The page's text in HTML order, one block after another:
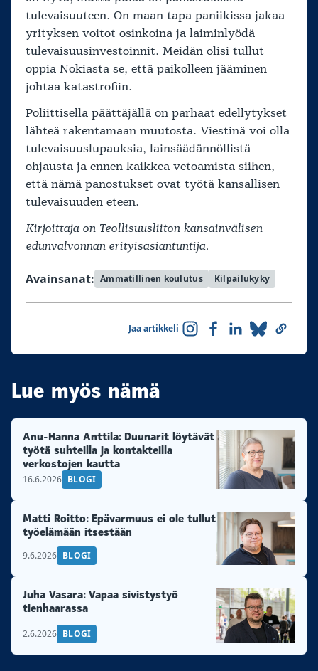
tulevaisuuteen. On maan tapa paniikissa jakaa
yrityksen voitot osinkoina ja laiminlyödä
tulevaisuusinvestoinnit. Meidän olisi tullut
oppia Nokiasta se, että paikolleen jääminen
johtaa katastrofiin.
Poliittisella päättäjällä on parhaat edellytykset
lähteä rakentamaan muutosta. Viestinä voi olla
tulevaisuuslupauksia, lainsäädännöllistä
ohjausta ja ennen kaikkea vetoamista siihen,
että nämä panostukset ovat työtä kansallisen
tulevaisuuden eteen.
Kirjoittaja on Teollisuusliiton kansainvälisen
edunvalvonnan erityisasiantuntija.
Avainsanat: Ammatillinen koulutus Kilpailukyky
Jaa artikkeli
Lue myös nämä
Anu-Hanna Anttila: Duunarit löytävät
työtä suhteilla ja kontakteilla
verkostojen kautta
16.6.2026 BLOGI
Matti Roitto: Epävarmuus ei ole tullut
työelämään itsestään
9.6.2026 BLOGI
Juha Vasara: Vapaa sivistystyö
tienhaarassa
2.6.2026 BLOGI